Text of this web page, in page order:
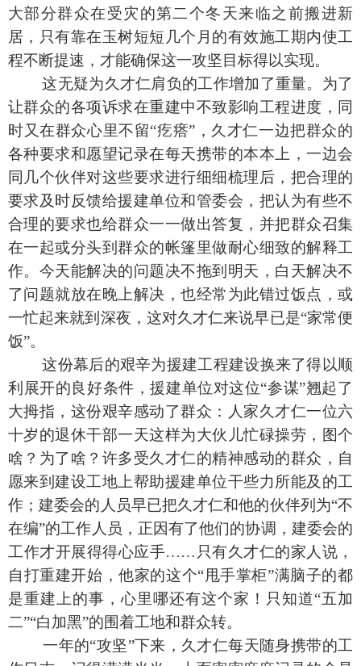
大部分群众在受灾的第二个冬天来临之前搬进新
居，只有靠在玉树短短几个月的有效施工期内使工
程不断提速，才能确保这一攻坚目标得以实现。
这无疑为久才仁肩负的工作增加了重量。为了
让群众的各项诉求在重建中不致影响工程进度，同
时又在群众心里不留“疙瘩”，久才仁一边把群众的
各种要求和愿望记录在每天携带的本本上，一边会
同几个伙伴对这些要求进行细细梳理后，把合理的
要求及时反馈给援建单位和管委会，把认为有些不
合理的要求也给群众一一做出答复，并把群众召集
在一起或分头到群众的帐篷里做耐心细致的解释工
作。今天能解决的问题决不拖到明天，白天解决不
了问题就放在晚上解决，也经常为此错过饭点，或
一忙起来就到深夜，这对久才仁来说早已是“家常便
饭”。
这份幕后的艰辛为援建工程建设换来了得以顺
利展开的良好条件，援建单位对这位“参谋”翘起了
大拇指，这份艰辛感动了群众：人家久才仁一位六
十岁的退休干部一天这样为大伙儿忙碌操劳，图个
啥？为了啥？许多受久才仁的精神感动的群众，自
愿来到建设工地上帮助援建单位干些力所能及的工
作；建委会的人员早已把久才仁和他的伙伴列为“不
在编”的工作人员，正因有了他们的协调，建委会的
工作才开展得得心应手……只有久才仁的家人说，
自打重建开始，他家的这个“甩手掌柜”满脑子的都
是重建上的事，心里哪还有这个家！只知道“五加
二”“白加黑”的围着工地和群众转。
一年的“攻坚”下来，久才仁每天随身携带的工